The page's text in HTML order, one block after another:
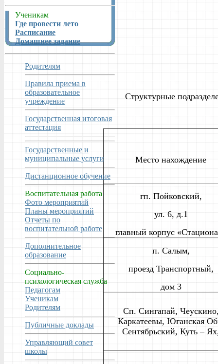
Ученикам
Где провести лето
Расписание
Домашнее задание
Родителям
Правила приема в
образовательное
учреждение
Государственная итоговая
аттестация
Государственные и
муниципальные услуги
Дистанционное обучение
Воспитательная работа
Фото мероприятий
Планы мероприятий
Отчеты по
воспитательной работе
Дополнительное
образование
Социально-
психологическая служба
Педагогам
Ученикам
Родителям
Публичные доклады
Управляющий совет
школы
Структурные
Место нахождение
гп. Пойковский,
ул. 6, д.1
главный корпус
п. Салым,
проезд Транспортный,
дом 3
Сп. Сингапай,
Каркатеевы, Юганская
Сентябрьский, Куть –